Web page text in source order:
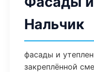
Нальчик
фасады и
закреплённой